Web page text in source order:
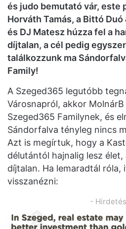
és judo bemutató vár, este
Horváth Tamás, a Bittó Duó
és DJ Matesz húzza fel a
díjtalan, a cél pedig
találkozzunk ma
Family!
A Szeged365 legutóbb
Városnapról, akkor
Szeged365 Familynek, és
Sándorfalva tényleg nincs
Azt is megírtuk, hogy a
délutántól hajnalig lesz élet,
díjtalan. Ha lemaradtál róla,
visszanézni:
-